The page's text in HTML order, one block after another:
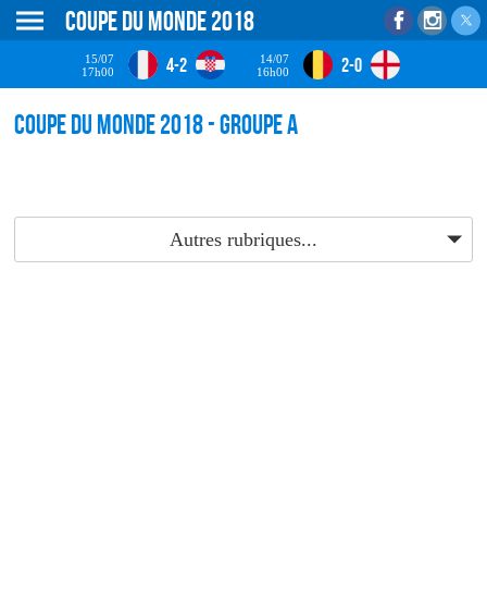
Coupe du monde 2018
15/07
17h00
4-2
14/07
16h00
2-0
Coupe du monde 2018 - groupe a
Autres rubriques...